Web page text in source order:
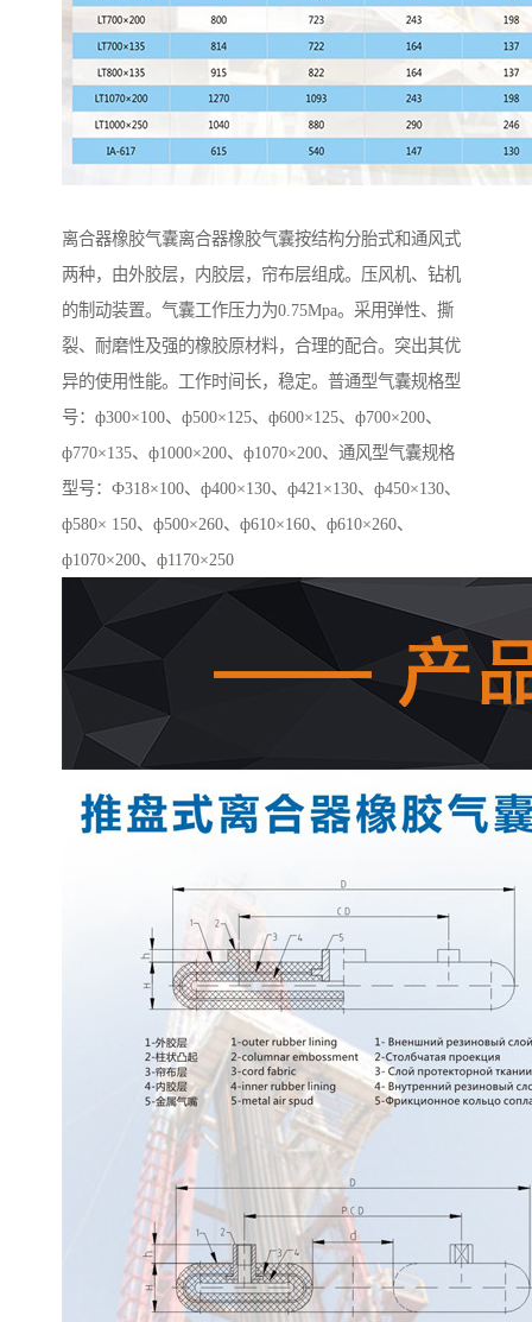
离合器橡胶气囊离合器橡胶气囊按结构分胎式和通风式
两种，由外胶层，内胶层，帘布层组成。压风机、钻机
的制动装置。气囊工作压力为0.75Mpa。采用弹性、撕
裂、耐磨性及强的橡胶原材料，合理的配合。突出其优
异的使用性能。工作时间长，稳定。普通型气囊规格型
号：ф300×100、ф500×125、ф600×125、ф700×200、
ф770×135、ф1000×200、ф1070×200、通风型气囊规格
型号：Ф318×100、ф400×130、ф421×130、ф450×130、
ф580× 150、ф500×260、ф610×160、ф610×260、
ф1070×200、ф1170×250